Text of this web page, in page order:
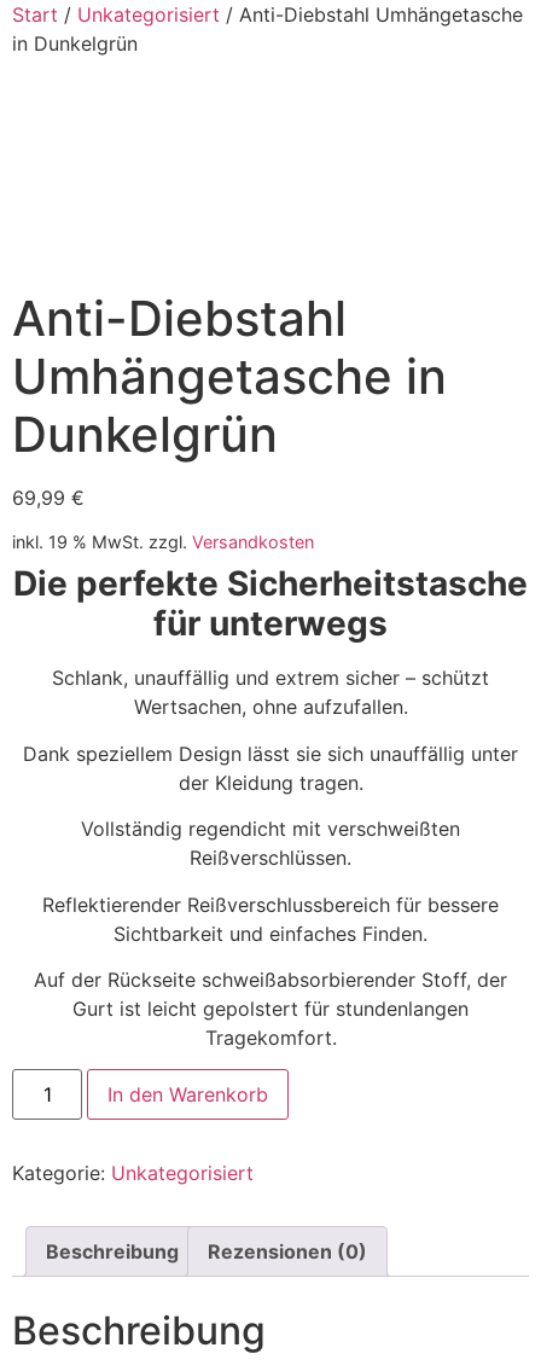
Start / Unkategorisiert / Anti-Diebstahl Umhängetasche
in Dunkelgrün
Anti-Diebstahl
Umhängetasche in
Dunkelgrün
69,99 €
inkl. 19 % MwSt. zzgl. Versandkosten
Die perfekte Sicherheitstasche
für unterwegs
Schlank, unauffällig und extrem sicher – schützt
Wertsachen, ohne aufzufallen.
Dank speziellem Design lässt sie sich unauffällig unter
der Kleidung tragen.
Vollständig regendicht mit verschweißten
Reißverschlüssen.
Reflektierender Reißverschlussbereich für bessere
Sichtbarkeit und einfaches Finden.
Auf der Rückseite schweißabsorbierender Stoff, der
Gurt ist leicht gepolstert für stundenlangen
Tragekomfort.
In den Warenkorb
Kategorie: Unkategorisiert
Beschreibung Rezensionen (0)
Beschreibung